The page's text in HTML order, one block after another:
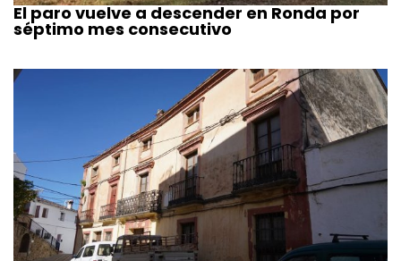
El paro vuelve a descender en Ronda por
séptimo mes consecutivo